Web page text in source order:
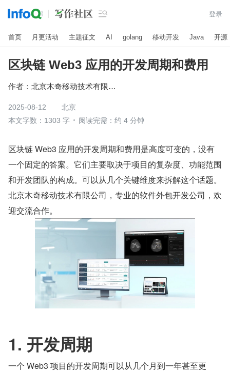
 登录
首页 月更活动 主题征文 AI golang 移动开发 Java 开源
区块链 Web3 应用的开发周期和费用
作者： 北京木奇移动技术有限公司
2025-08-12
北京
本文字数：1303 字
阅读完需：约 4 分钟
区块链 Web3 应用的开发周期和费用是高度可变的，没有
一个固定的答案。它们主要取决于项目的复杂度、功能范围
和开发团队的构成。可以从几个关键维度来拆解这个话题。
北京木奇移动技术有限公司，专业的软件外包开发公司，欢
迎交流合作。
1. 开发周期
一个 Web3 项目的开发周期可以从几个月到一年甚至更